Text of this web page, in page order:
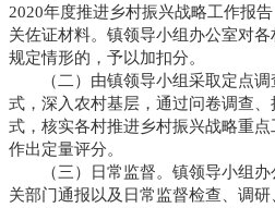
2020年度推进乡村振兴战略工作报
关佐证材料。镇领导小组办公室对
规定情形的，予以加扣分。
（二）由镇领导小组采取定点调
式，深入农村基层，通过问卷调查
式，核实各村推进乡村振兴战略重点
作出定量评分。
（三）日常监督。镇领导小组办
关部门通报以及日常监督检查、调